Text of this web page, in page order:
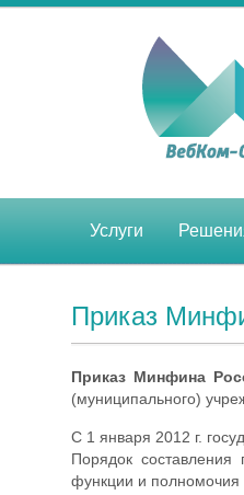
Услуги
Приказ
Приказ Минфина
(муниципального)
С 1 января 2012 г.
Порядок
функции и полномочия